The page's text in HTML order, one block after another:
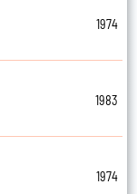
1974
1983
1974